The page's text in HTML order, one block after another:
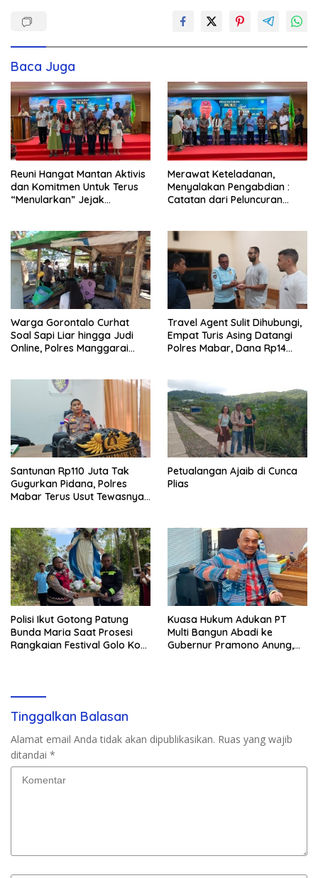
Baca Juga
Reuni Hangat Mantan Aktivis
dan Komitmen Untuk Terus
“Menularkan” Jejak
Merawat Keteladanan,
Menyalakan Pengabdian :
Catatan dari Peluncuran
Warga Gorontalo Curhat
Soal Sapi Liar hingga Judi
Online, Polres Manggarai
Travel Agent Sulit Dihubungi,
Empat Turis Asing Datangi
Polres Mabar, Dana Rp14
Santunan Rp110 Juta Tak
Gugurkan Pidana, Polres
Mabar Terus Usut Tewasnya
Petualangan Ajaib di Cunca
Plias
Polisi Ikut Gotong Patung
Bunda Maria Saat Prosesi
Rangkaian Festival Golo Koe
Kuasa Hukum Adukan PT
Multi Bangun Abadi ke
Gubernur Pramono Anung,
Tinggalkan Balasan
Alamat email Anda tidak akan dipublikasikan. Ruas yang wajib
ditandai *